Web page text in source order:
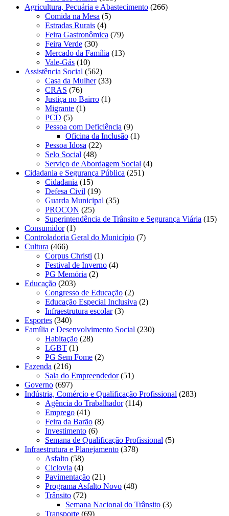
Agricultura, Pecuária e Abastecimento (266)
Comida na Mesa (5)
Estradas Rurais (4)
Feira Gastronômica (79)
Feira Verde (30)
Mercado da Família (13)
Vale-Gás (10)
Assistência Social (562)
Casa da Mulher(33)
CRAS (76)
Justiça no Bairro (1)
Migrante (1)
PCD (5)
Pessoa com Deficiência (9)
Oficina da Inclusão (1)
Pessoa Idosa (22)
Selo Social (48)
Serviço de Abordagem Social (4)
Cidadania e Segurança Pública (251)
Cidadania (15)
Defesa Civil (19)
Guarda Municipal (35)
PROCON (25)
Superintendência de Trânsito e Segurança Viária (15)
Consumidor(1)
Controladoria Geral do Município (7)
Cultura (466)
Corpus Christi (1)
Festival de Inverno (4)
PG Memória (2)
Educação (203)
Congresso de Educação (2)
Educação Especial Inclusiva (2)
Infraestrutura escolar(3)
Esportes (340)
Família e Desenvolvimento Social (230)
Habitação (28)
LGBT (1)
PG Sem Fome (2)
Fazenda (216)
Sala do Empreendedor(51)
Governo (697)
Indústria, Comércio e Qualificação Profissional (283)
Agência do Trabalhador(114)
Emprego (41)
Feira da Barão (8)
Investimento (6)
Semana de Qualificação Profissional (5)
Infraestrutura e Planejamento (378)
Asfalto (58)
Ciclovia (4)
Pavimentação (21)
Programa Asfalto Novo (48)
Trânsito (72)
Semana Nacional do Trânsito (3)
Transporte (69)